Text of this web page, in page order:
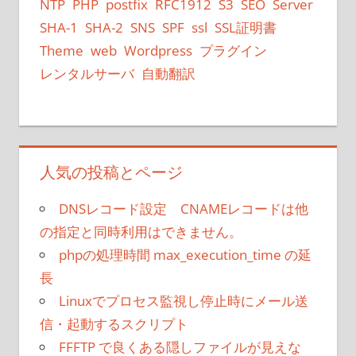
NTP PHP postfix RFC1912 S3 SEO Server
SHA-1
SHA-2 SNS SPF ssl SSL証明書
Theme web Wordpress プラグイン
レンタルサーバ 自動翻訳
人気の投稿とページ
DNSレコード設定 CNAMEレコードは他
の指定と同時利用はできません。
phpの処理時間 max_execution_time の延
長
Linuxでプロセス監視し停止時にメール送
信・起動するスクリプト
FFFTP で良くある隠しファイルが見えな